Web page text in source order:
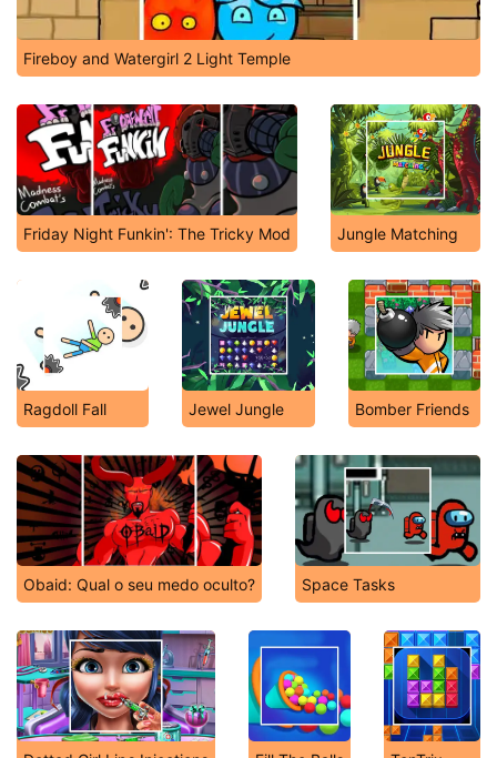
Fireboy and Watergirl 2 Light Temple
Friday Night Funkin': The Tricky Mod Jungle Matching
Ragdoll Fall Jewel Jungle Bomber Friends
Obaid: Qual o seu medo oculto? Space Tasks